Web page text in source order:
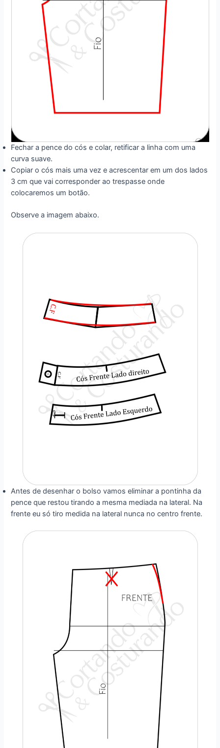
Fechar a pence do cós e colar, retificar a linha com uma
curva suave.
Copiar o cós mais uma vez e acrescentar em um dos lados
3 cm que vai corresponder ao trespasse onde
colocaremos um botão.
Observe a imagem abaixo.
Antes de desenhar o bolso vamos eliminar a pontinha da
pence que restou tirando a mesma mediada na lateral. Na
frente eu só tiro medida na lateral nunca no centro frente.